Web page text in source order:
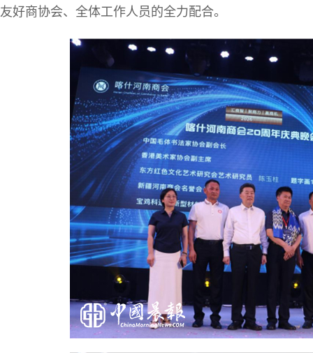
友好商协会、全体工作人员的全力配合。